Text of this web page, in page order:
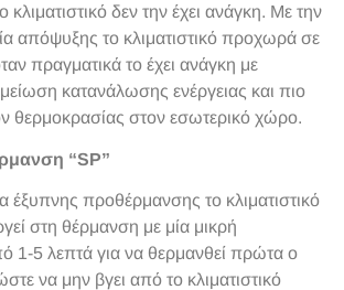
κλιματιστικό δεν την έχει ανάγκη. Με την
απόψυξης το κλιματιστικό προχωρά σε
πραγματικά το έχει ανάγκη με
κατανάλωσης ενέργειας και πιο
θερμοκρασίας στον εσωτερικό χώρο.
“SP”
έξυπνης προθέρμανσης το κλιματιστικό
στη θέρμανση με μία μικρή
1-5 λεπτά για να θερμανθεί πρώτα ο
να μην βγει από το κλιματιστικό